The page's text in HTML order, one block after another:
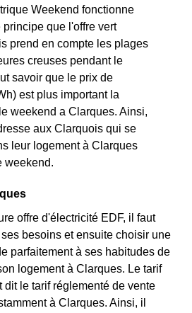
Weekend fonctionne
principe que l'offre vert
prend en compte les plages
creuses pendant le
savoir que le prix de
est plus important la
weekend a Clarques. Ainsi,
aux Clarquois qui se
leur logement à Clarques
weekend.
offre d'électricité EDF, il faut
besoins et ensuite choisir une
parfaitement à ses habitudes de
logement à Clarques. Le tarif
dit le tarif réglementé de vente
à Clarques. Ainsi, il